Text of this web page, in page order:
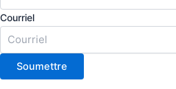
Courriel